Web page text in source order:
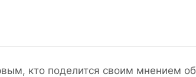
кто поделится своим мнением об